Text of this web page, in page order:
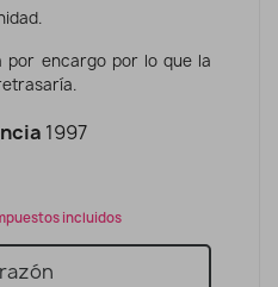
por encargo por lo que la
1997
incluidos